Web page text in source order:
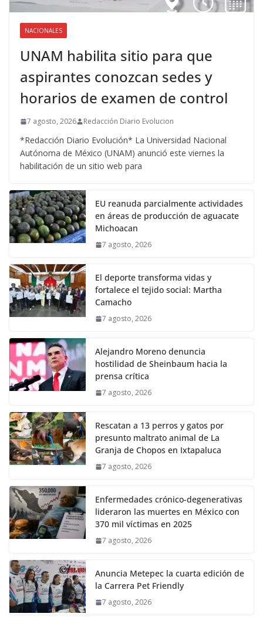
NACIONALES
UNAM habilita sitio para que
aspirantes conozcan sedes y
horarios de examen de control
7 agosto, 2026 Redacción Diario Evolucion
*Redacción Diario Evolución* La Universidad Nacional
Autónoma de México (UNAM) anunció este viernes la
habilitación de un sitio web para
EU reanuda parcialmente actividades
en áreas de producción de aguacate
Michoacan
7 agosto, 2026
El deporte transforma vidas y
fortalece el tejido social: Martha
Camacho
7 agosto, 2026
Alejandro Moreno denuncia
hostilidad de Sheinbaum hacia la
prensa crítica
7 agosto, 2026
Rescatan a 13 perros y gatos por
presunto maltrato animal de La
Granja de Chopos en Ixtapaluca
7 agosto, 2026
Enfermedades crónico-degenerativas
lideraron las muertes en México con
370 mil víctimas en 2025
7 agosto, 2026
Anuncia Metepec la cuarta edición de
la Carrera Pet Friendly
7 agosto, 2026